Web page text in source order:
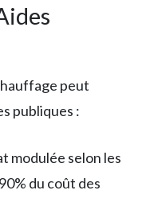
peut
publiques :
modulée selon les
du coût des